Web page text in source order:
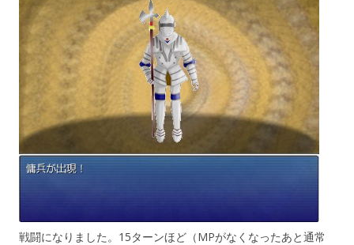
戦闘になりました。15ターンほど（MPがなくなったあと通常